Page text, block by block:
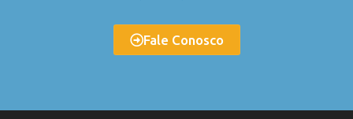
Fale Conosco